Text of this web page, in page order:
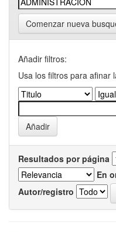
Comenzar nueva
Añadir filtros:
Usa los filtros para afinar
Resultados por página
En
Autor/registro